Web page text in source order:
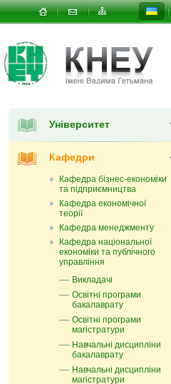
Університет
Кафедри
Кафедра бізнес-економіки
та підприємництва
Кафедра економічної
теорії
Кафедра менеджменту
Кафедра національної
економіки та публічного
управління
Викладачі
Освітні програми
бакалаврату
Освітні програми
магістратури
Навчальні дисципліни
бакалаврату
Навчальні дисципліни
магістратури